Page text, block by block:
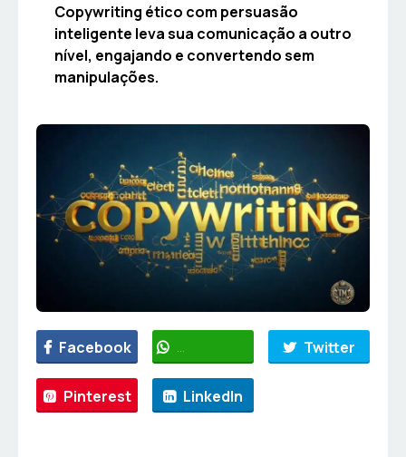
Copywriting ético com persuasão
inteligente leva sua comunicação a outro
nível, engajando e convertendo sem
manipulações.
Facebook WhatsApp Twitter
Pinterest LinkedIn